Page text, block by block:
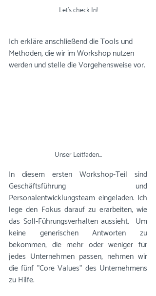
Let's check In!
Ich erkläre anschließend die Tools und
Methoden, die wir im Workshop nutzen
werden und stelle die Vorgehensweise vor.
Unser Leitfaden...
In diesem ersten Workshop-Teil sind
Geschäftsführung und
Personalentwicklungsteam eingeladen. Ich
lege den Fokus darauf zu erarbeiten, wie
das Soll-Führungsverhalten aussieht.  Um
keine generischen Antworten zu
bekommen, die mehr oder weniger für
jedes Unternehmen passen, nehmen wir
die fünf "Core Values" des Unternehmens
zu Hilfe.